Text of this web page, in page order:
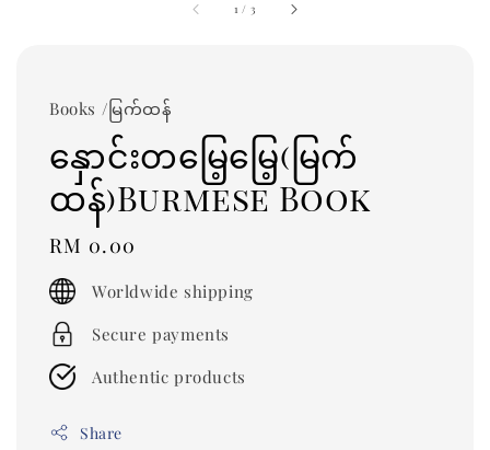
1 / 3
Books /မြက်ထန်
နှောင်းတမြေ့မြေ့(မြက်
ထန်)Burmese Book
Regular
price
RM 0.00
Worldwide shipping
Secure payments
Authentic products
Share